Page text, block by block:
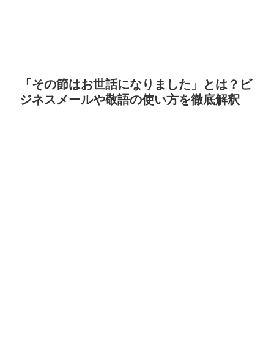
「その節はお世話になりました」とは？ビ
ジネスメールや敬語の使い方を徹底解釈